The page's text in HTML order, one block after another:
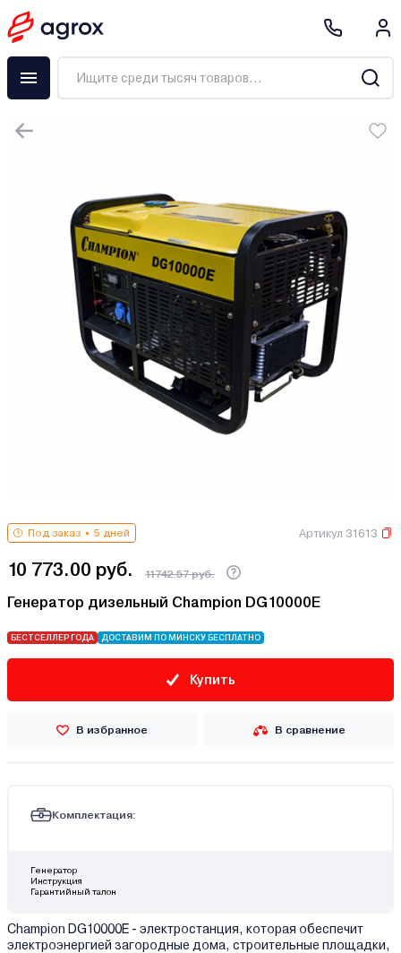
Под заказ 5 дней Артикул 31613
10 773.00 руб. 11742.57 руб.
Генератор дизельный Champion DG10000E
БЕСТСЕЛЛЕР ГОДА ДОСТАВИМ ПО МИНСКУ БЕСПЛАТНО
Купить
В избранное В сравнение
Комплектация:
Генератор
Инструкция
Гарантийный талон
Champion DG10000E - электростанция, которая обеспечит
электроэнергией загородные дома, строительные площадки,